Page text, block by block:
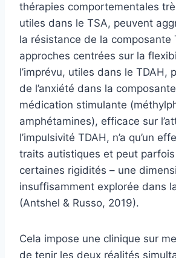
thérapies comportementales
utiles dans le TSA, peuvent
la résistance de la composante
approches centrées sur la
l’imprévu, utiles dans le TDAH,
de l’anxiété dans la
médication stimulante
amphétamines), efficace sur
l’impulsivité TDAH, n’a qu’un
traits autistiques et peut
certaines rigidités – une
insuffisamment explorée dans
(Antshel & Russo, 2019).
Cela impose une clinique sur
de tenir les deux réalités